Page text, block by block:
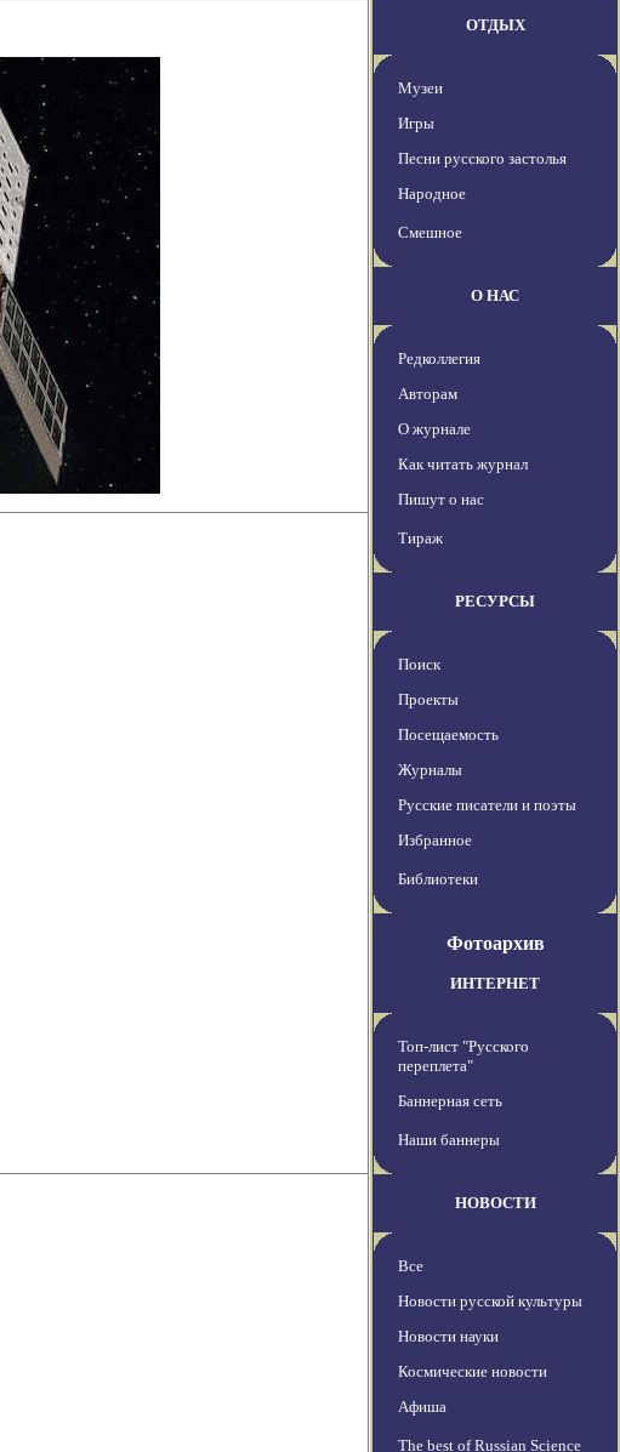
ОТДЫХ
Музеи
Игры
Песни русского застолья
Народное
Смешное
О НАС
Редколлегия
Авторам
О журнале
Как читать журнал
Пишут о нас
Тираж
РЕСУРСЫ
Поиск
Проекты
Посещаемость
Журналы
Русские писатели и поэты
Избранное
Библиотеки
Фотоархив
ИНТЕРНЕТ
Топ-лист "Русского
переплета"
Баннерная сеть
Наши баннеры
НОВОСТИ
Все
Новости русской культуры
Новости науки
Космические новости
Афиша
The best of Russian Science